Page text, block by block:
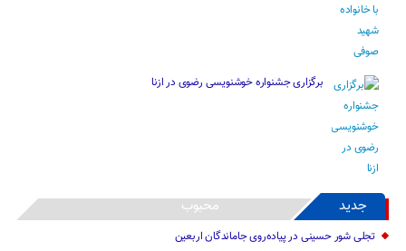
برگزاری جشنواره خوشنویسی رضوی در ازنا
جدید محبوب
تجلی شور حسینی در پیاده‌روی جاماندگان اربعین